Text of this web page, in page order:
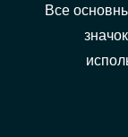
Все